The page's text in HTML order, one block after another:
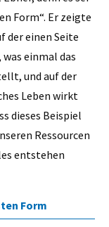
Form“. Er zeigte
der einen Seite
einmal das
und auf der
Leben wirkt
dieses Beispiel
Ressourcen
entstehen
Form